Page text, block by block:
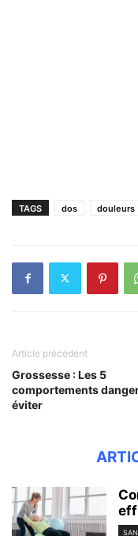
TAGS dos douleurs
Article précédent
Grossesse : Les 5
comportements
éviter